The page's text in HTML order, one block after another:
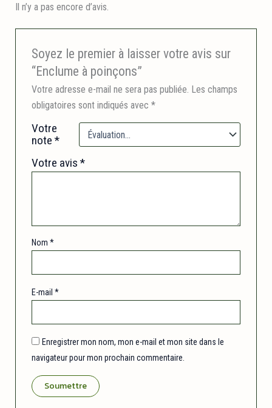
Il n’y a pas encore d’avis.
Soyez le premier à laisser votre avis sur
“Enclume à poinçons”
Votre adresse e-mail ne sera pas publiée. Les champs
obligatoires sont indiqués avec*
Votre
note*
Votre avis*
Nom*
E-mail*
Enregistrer mon nom, mon e-mail et mon site dans le
navigateur pour mon prochain commentaire.